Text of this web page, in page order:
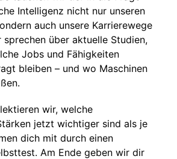
Intelligenz nicht nur unseren
auch unsere Karrierewege
sprechen über aktuelle Studien,
Jobs und Fähigkeiten
bleiben – und wo Maschinen
wir, welche
jetzt wichtiger sind als je
dich mit durch einen
Am Ende geben wir dir